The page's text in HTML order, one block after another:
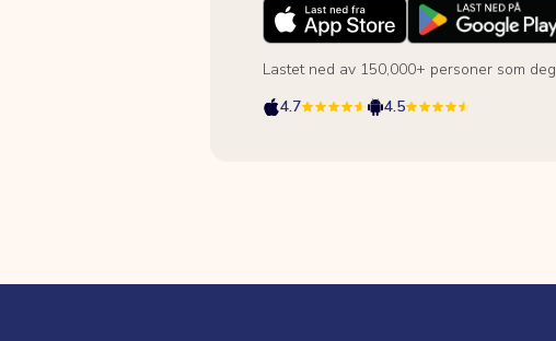
Lastet ned av 150,000+ personer som deg
4.7
4.5